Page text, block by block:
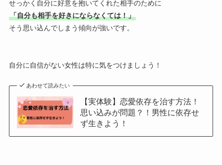
せっかく自分に好意を抱いてくれた相手のために
「自分も相手を好きにならなくては！」
そう思い込んでしまう傾向が強いです。
自分に自信がない女性は特に気をつけましょう！
あわせて読みたい
【実体験】恋愛依存を治す方法！
思い込みが問題？！男性に依存せ
ず生きよう！